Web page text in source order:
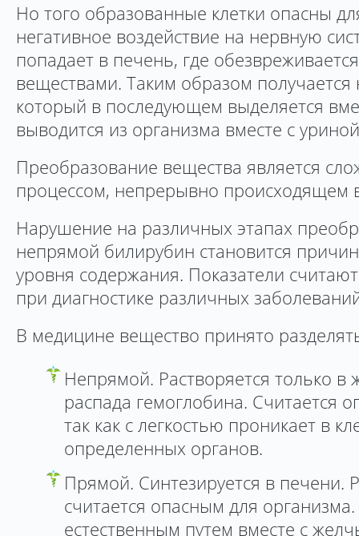
Но того образованные клетки опасны
негативное воздействие на нервную
попадает в печень, где
веществами. Таким образом
который в последующем выделяется
выводится из организма вместе с
Преобразование вещества является
процессом, непрерывно происходящем
Нарушение на различных этапах
непрямой билирубин становится
уровня содержания. Показатели
при диагностике различных
В медицине вещество принято
Непрямой. Растворяется только в
распада гемоглобина. Считается
так как с легкостью проникает в
определенных органов.
Прямой. Синтезируется в печени.
считается опасным для
естественным путем вместе с